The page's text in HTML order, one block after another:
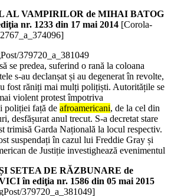
AL VAMPIRILOR de MIHAI BATOG
nr. 1233 din 17 mai 2014 [Corola-
379720_a_381049
se predea, suferind o rană la coloana
s-au declanșat și au degenerat în revolte,
fost răniți mai mulți polițiști. Autoritățile se
violent protest împotriva
poliției față de afroamericani, de la cel din
desfășurat anul trecut. S-a decretat stare
trimisă Garda Națională la locul respectiv.
suspendați în cazul lui Freddie Gray și
de Justiție investighează evenimentul
SETEA DE RĂZBUNARE de
în ediţia nr. 1586 din 05 mai 2015
379720_a_381049]